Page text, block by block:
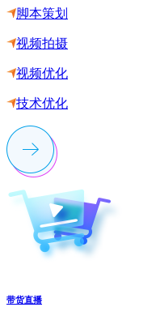
脚本策划
视频拍摄
视频优化
技术优化
带货直播